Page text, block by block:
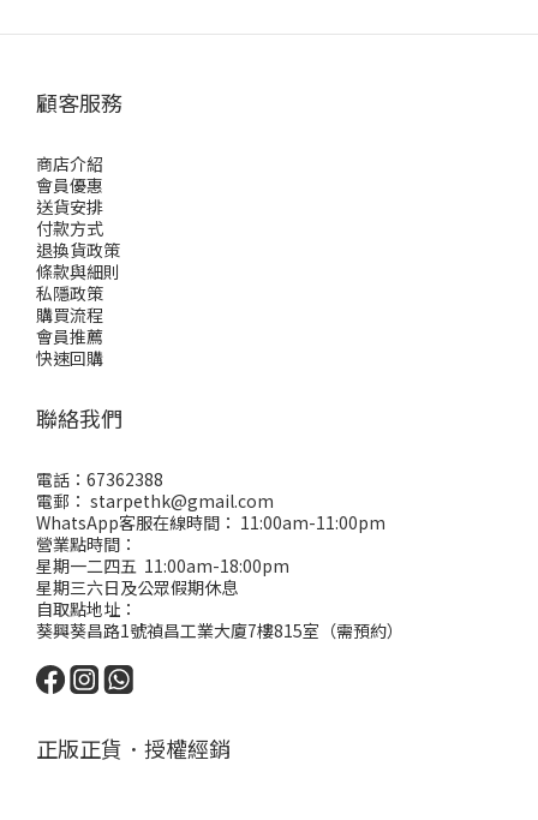
顧客服務
商店介紹
會員優惠
送貨安排
付款方式
退換貨政策
條款與細則
私隱政策
購買流程
會員推薦
快速回購
聯絡我們
電話：67362388
電郵： starpethk@gmail.com
WhatsApp客服在線時間： 11:00am-11:00pm
營業點時間：
星期一二四五 11:00am-18:00pm
星期三六日及公眾假期休息
自取點地址：
葵興葵昌路1號禎昌工業大廈7樓815室（需預約）
正版正貨．授權經銷